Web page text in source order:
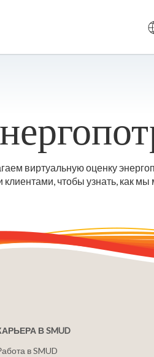
виртуальную оценку
чтобы узнать, как
В SMUD
в SMUD